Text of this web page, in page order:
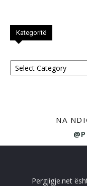
Kategoritë
Kategoritë
NA
Pergjigje.net